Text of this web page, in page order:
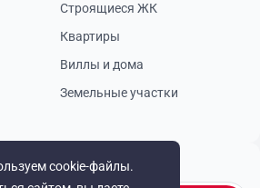
cookie-файлы.
в курсе
Строящиеся ЖК
Квартиры
Виллы и дома
Земельные участки